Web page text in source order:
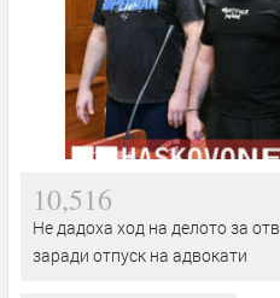
10,516
Не дадоха ход на делото за
заради отпуск на адвокати